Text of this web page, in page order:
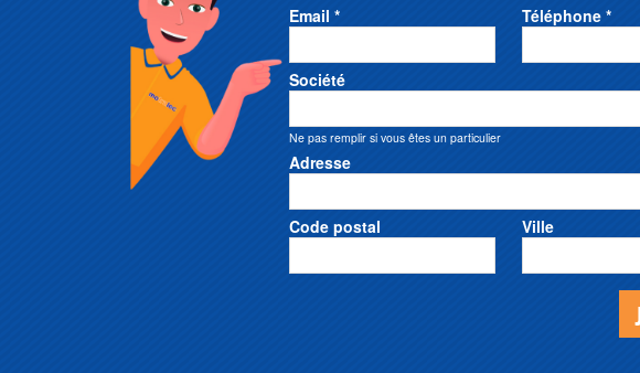
Email * Téléphone *
Société
Ne pas remplir si vous êtes un particulier
Adresse
Code postal Ville